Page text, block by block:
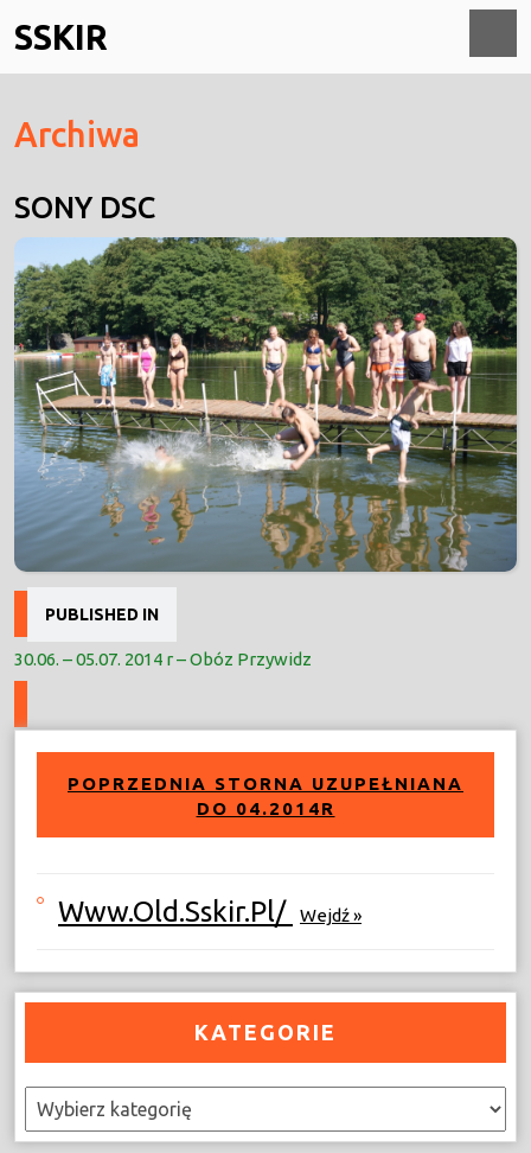
to
content
SSKIR
Archiwa
SONY DSC
Nawigacja
wpisu
PUBLISHED IN
30.06. – 05.07. 2014 r – Obóz Przywidz
POPRZEDNIA STORNA UZUPEŁNIANA
DO 04.2014R
Www.old.sskir.pl/ Wejdź »
KATEGORIE
Kategorie